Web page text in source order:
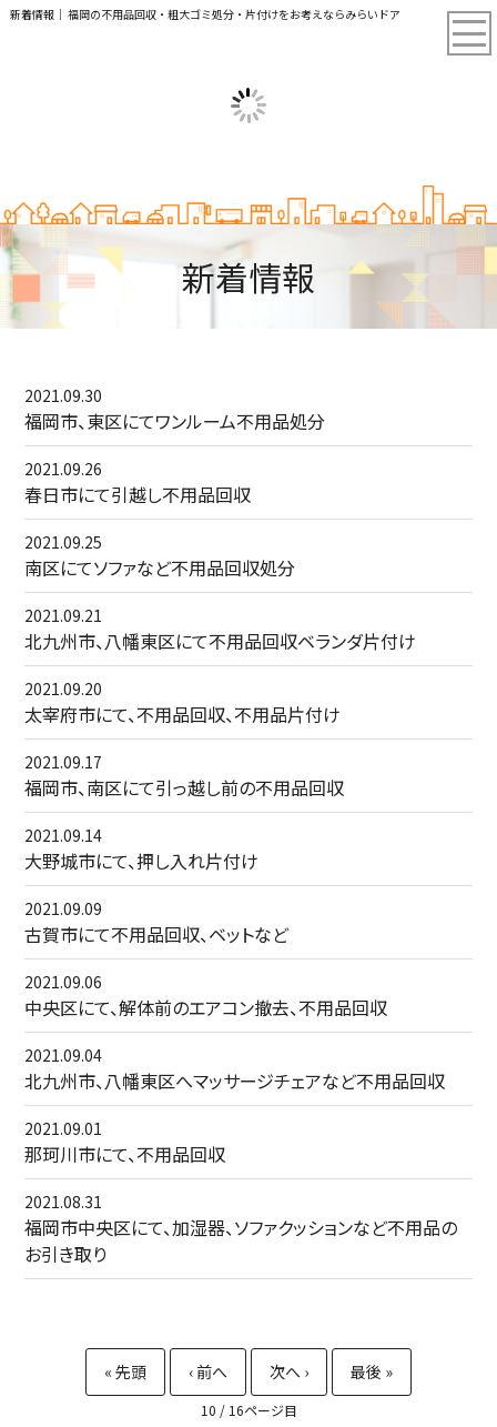
新着情報｜ 福岡の不用品回収・粗大ゴミ処分・片付けをお考えならみらいドア
新着情報
2021.09.30
福岡市、東区にてワンルーム不用品処分
2021.09.26
春日市にて引越し不用品回収
2021.09.25
南区にてソファなど不用品回収処分
2021.09.21
北九州市、八幡東区にて不用品回収ベランダ片付け
2021.09.20
太宰府市にて、不用品回収、不用品片付け
2021.09.17
福岡市、南区にて引っ越し前の不用品回収
2021.09.14
大野城市にて、押し入れ片付け
2021.09.09
古賀市にて不用品回収、ベットなど
2021.09.06
中央区にて、解体前のエアコン撤去、不用品回収
2021.09.04
北九州市、八幡東区へマッサージチェアなど不用品回収
2021.09.01
那珂川市にて、不用品回収
2021.08.31
福岡市中央区にて、加湿器、ソファクッションなど不用品の
お引き取り
10 / 16